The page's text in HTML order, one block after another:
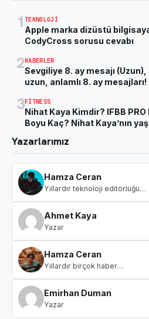
1 TEKNOLOJI
Apple marka dizüstü
CodyCross sorusu cevabı
2HABERLER
Sevgiliye 8. ay mesajı
uzun, anlamlı 8. ay mesajları!
3FITNESS
Nihat Kaya Kimdir? IFBB
Boyu Kaç? Nihat Kaya’nın
Yazarlarımız
Hamza Ceran
Yıllardır teknoloji editörlüğü…
Ahmet Kaya
Yazar
Hamza Ceran
Yıllardır birçok haber…
Emirhan Duman
Yazar